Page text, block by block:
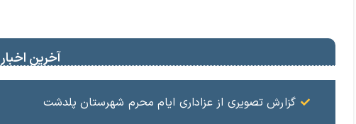
آخرین اخبار
گزارش تصویری از عزاداری ایام محرم شهرستان پلدشت